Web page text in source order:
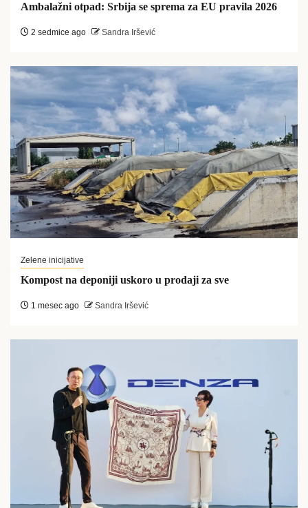
Ambalažni otpad: Srbija se sprema za EU pravila 2026
2 sedmice ago Sandra Iršević
Zelene inicijative
Kompost na deponiji uskoro u prodaji za sve
1 mesec ago Sandra Iršević